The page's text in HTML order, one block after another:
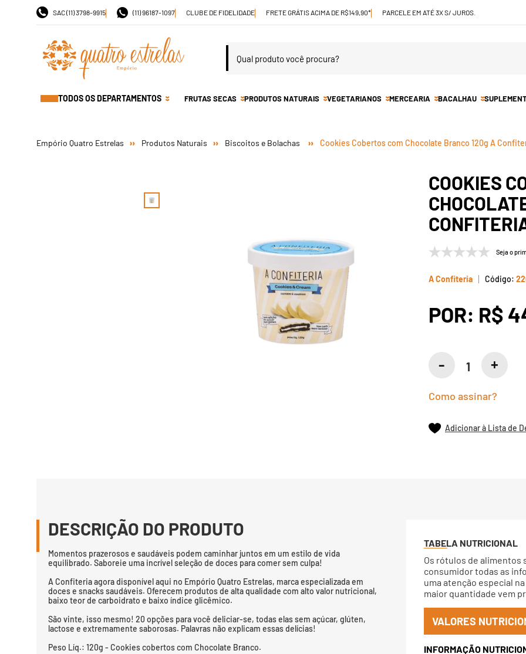
SAC (11) 3798-9915 (11) 96187-1097 CLUBE DE FIDELIDADE FRETE GRÁTIS ACIMA DE R$149,90* PARCELE EM ATÉ 3X S/ JUROS.
TODOS OS DEPARTAMENTOS FRUTAS SECAS PRODUTOS NATURAIS VEGETARIANOS MERCEARIA BACALHAU
Produtos Naturais Biscoitos e Bolachas Cookies Cobertos com Chocolate Branco 120g A
COOKIES
Seja o
A Confiteria
POR: R$
Como assinar?
Adicionar à Lista de
DESCRIÇÃO DO PRODUTO
Momentos prazerosos e saudáveis podem caminhar juntos em um estilo de vida
equilibrado. Saboreie uma incrível seleção de doces para comer sem culpa!
A Confiteria agora disponível aqui no Empório Quatro Estrelas, marca especializada em
doces e snacks saudáveis. Oferecem produtos de alta qualidade com alto valor nutricional,
baixo teor de carboidrato e baixo índice glicêmico.
São vinte, isso mesmo! 20 opções para você deliciar-se, todas elas sem açúcar, glúten,
lactose e extremamente saborosas. Palavras não explicam essas delícias!
Peso Líq.: 120g - Cookies cobertos com Chocolate Branco.
TABELA NUTRICIONAL
Os rótulos de alimentos
consumidor todas as
uma atenção especial
maior quantidade vem
VALORES